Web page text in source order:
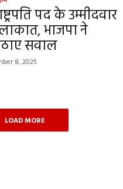
पद के उम्मीदवार
भाजपा ने
सवाल
8, 2025
LOAD MORE